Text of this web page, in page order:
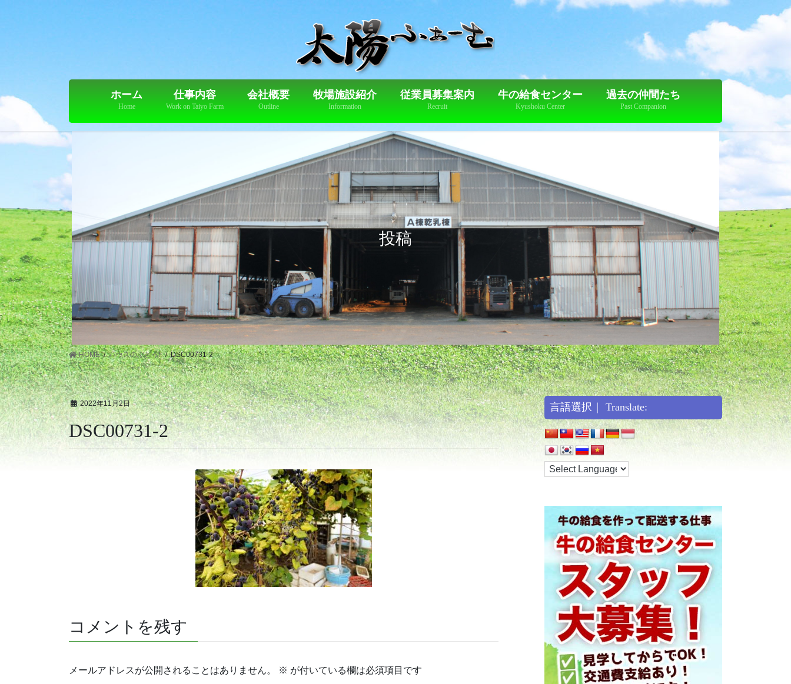
動
に
ホーム
Home
仕事内容
Work on Taiyo Farm
会社概要
Outline
牧場施設紹介
Information
従業員募集案内
Recruit
牛の給食センター
Kyushoku Center
過去の仲間たち
Past Companion
投稿
HOME ハウスのぶどう!! DSC00731-2
2022年11月2日
DSC00731-2
コメントを残す
メールアドレスが公開されることはありません。 ※ が付いている欄は必須項目です
言語選択｜ Translate: